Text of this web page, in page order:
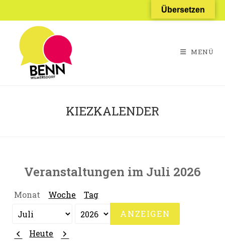
Inhalt
springen
MENÜ
KIEZKALENDER
Veranstaltungen im Juli 2026
Monat Woche Tag
Monat
Jahr
Zurück
Heute Weiter
Übersetzen